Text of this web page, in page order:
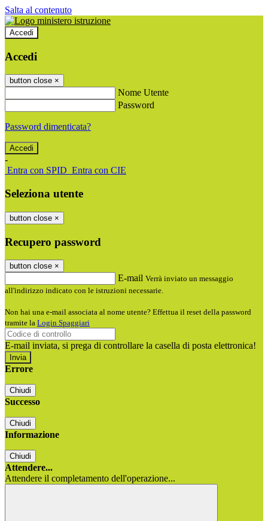
Salta al contenuto
Accedi
Accedi
button close ×
Nome Utente
Password
Password dimenticata?
-
Entra con SPID Entra con CIE
Seleziona utente
button close ×
Recupero password
button close ×
E-mail Verrà inviato un messaggio
all'indirizzo indicato con le istruzioni necessarie.
Non hai una e-mail associata al nome utente? Effettua il reset della password
tramite la Login Spaggiari
E-mail inviata, si prega di controllare la casella di posta elettronica!
Errore
Chiudi
Successo
Chiudi
Informazione
Chiudi
Attendere...
Attendere il completamento dell'operazione...